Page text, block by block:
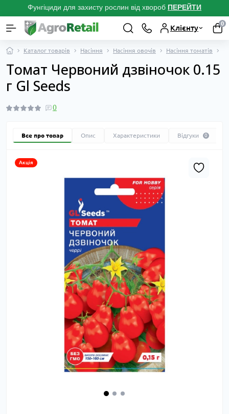
Фунгіциди для захисту рослин від хвороб ПЕРЕЙТИ
Клієнту
0
Каталог товарів Насіння Насіння овочів Насіння томатів
Томат Червоний дзвіночок 0.15
г Gl Seeds
0
Все про товар Опис Характеристики Відгуки 0
Акція